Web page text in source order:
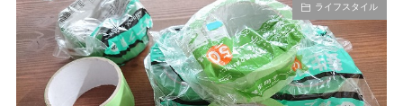
ライフスタイル